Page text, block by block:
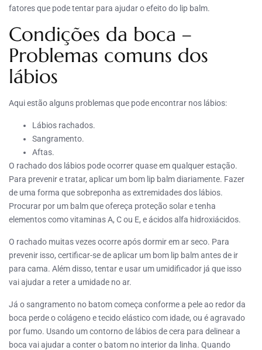
fatores que pode tentar para ajudar o efeito do lip balm.
Condições da boca –
Problemas comuns dos
lábios
Aqui estão alguns problemas que pode encontrar nos lábios:
Lábios rachados.
Sangramento.
Aftas.
O rachado dos lábios pode ocorrer quase em qualquer estação.
Para prevenir e tratar, aplicar um bom lip balm diariamente. Fazer
de uma forma que sobreponha as extremidades dos lábios.
Procurar por um balm que ofereça proteção solar e tenha
elementos como vitaminas A, C ou E, e ácidos alfa hidroxiácidos.
O rachado muitas vezes ocorre após dormir em ar seco. Para
prevenir isso, certificar-se de aplicar um bom lip balm antes de ir
para cama. Além disso, tentar e usar um umidificador já que isso
vai ajudar a reter a umidade no ar.
Já o sangramento no batom começa conforme a pele ao redor da
boca perde o colágeno e tecido elástico com idade, ou é agravado
por fumo. Usando um contorno de lábios de cera para delinear a
boca vai ajudar a conter o batom no interior da linha. Quando